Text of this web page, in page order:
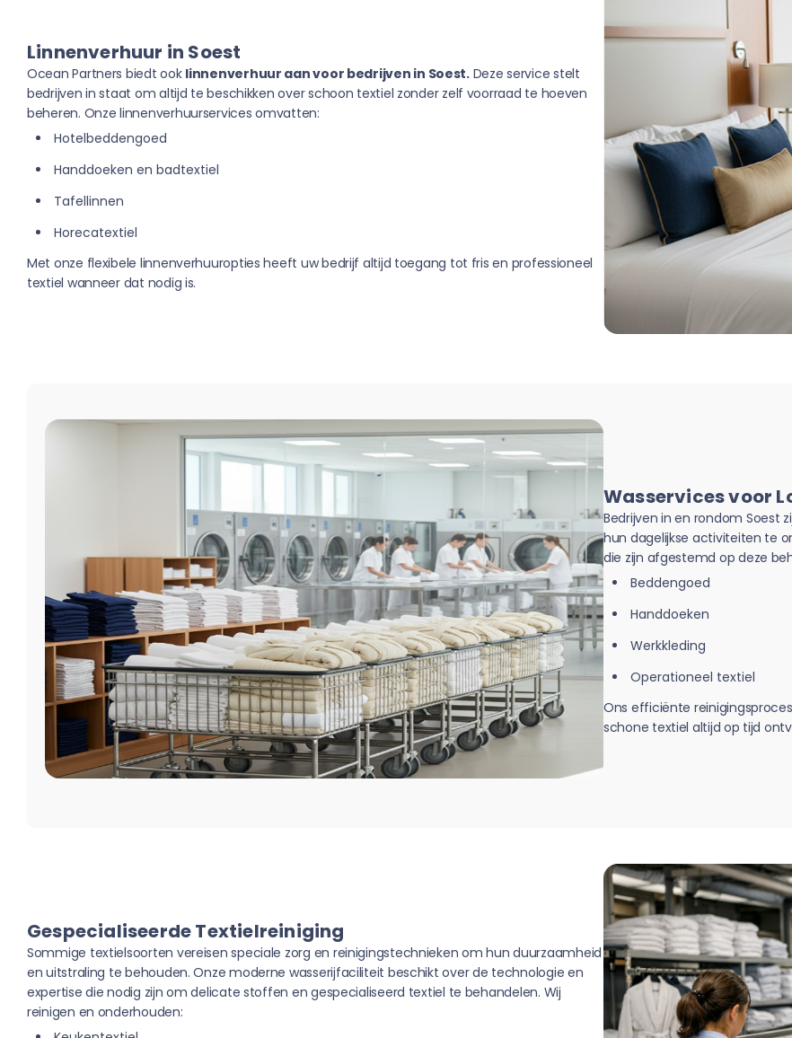
Linnenverhuur in Soest
Ocean Partners biedt ook linnenverhuur aan voor bedrijven in Soest.Deze service stelt
bedrijven in staat om altijd te beschikken over schoon textiel zonder zelf voorraad te hoeven
beheren. Onze linnenverhuurservices omvatten:
Hotelbeddengoed
Handdoeken en badtextiel
Tafellinnen
Horecatextiel
Met onze flexibele linnenverhuuropties heeft uw bedrijf altijd toegang tot fris en professioneel
textiel wanneer dat nodig is.
Wasservices voor
Bedrijven in en rondom Soest
hun dagelijkse activiteiten te
die zijn afgestemd op deze
Beddengoed
Handdoeken
Werkkleding
Operationeel textiel
Ons efficiënte
schone textiel altijd op tijd
Gespecialiseerde Textielreiniging
Sommige textielsoorten vereisen speciale zorg en reinigingstechnieken om hun duurzaamheid
en uitstraling te behouden. Onze moderne wasserijfaciliteit beschikt over de technologie en
expertise die nodig zijn om delicate stoffen en gespecialiseerd textiel te behandelen. Wij
reinigen en onderhouden: